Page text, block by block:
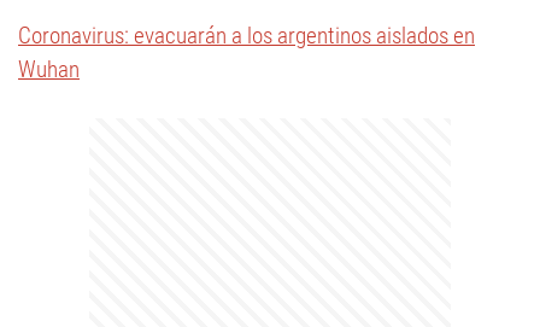
Coronavirus: evacuarán a los argentinos aislados en
Wuhan